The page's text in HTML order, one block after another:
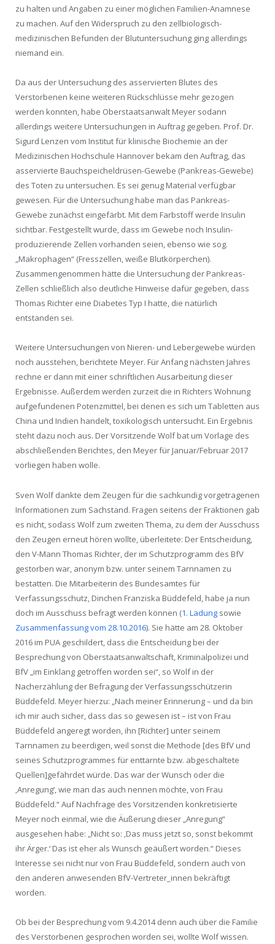
zu halten und Angaben zu einer möglichen Familien-Anamnese
zu machen. Auf den Widerspruch zu den zellbiologisch-
medizinischen Befunden der Blutuntersuchung ging allerdings
niemand ein.
Da aus der Untersuchung des asservierten Blutes des
Verstorbenen keine weiteren Rückschlüsse mehr gezogen
werden konnten, habe Oberstaatsanwalt Meyer sodann
allerdings weitere Untersuchungen in Auftrag gegeben. Prof. Dr.
Sigurd Lenzen vom Institut für klinische Biochemie an der
Medizinischen Hochschule Hannover bekam den Auftrag, das
asservierte Bauchspeicheldrüsen-Gewebe (Pankreas-Gewebe)
des Toten zu untersuchen. Es sei genug Material verfügbar
gewesen. Für die Untersuchung habe man das Pankreas-
Gewebe zunächst eingefärbt. Mit dem Farbstoff werde Insulin
sichtbar. Festgestellt wurde, dass im Gewebe noch Insulin-
produzierende Zellen vorhanden seien, ebenso wie sog.
„Makrophagen“ (Fresszellen, weiße Blutkörperchen).
Zusammengenommen hätte die Untersuchung der Pankreas-
Zellen schließlich also deutliche Hinweise dafür gegeben, dass
Thomas Richter eine Diabetes Typ I hatte, die natürlich
entstanden sei.
Weitere Untersuchungen von Nieren- und Lebergewebe würden
noch ausstehen, berichtete Meyer. Für Anfang nächsten Jahres
rechne er dann mit einer schriftlichen Ausarbeitung dieser
Ergebnisse. Außerdem werden zurzeit die in Richters Wohnung
aufgefundenen Potenzmittel, bei denen es sich um Tabletten aus
China und Indien handelt, toxikologisch untersucht. Ein Ergebnis
steht dazu noch aus. Der Vorsitzende Wolf bat um Vorlage des
abschließenden Berichtes, den Meyer für Januar/Februar 2017
vorliegen haben wolle.
Sven Wolf dankte dem Zeugen für die sachkundig vorgetragenen
Informationen zum Sachstand. Fragen seitens der Fraktionen gab
es nicht, sodass Wolf zum zweiten Thema, zu dem der Ausschuss
den Zeugen erneut hören wollte, überleitete: Der Entscheidung,
den V-Mann Thomas Richter, der im Schutzprogramm des BfV
gestorben war, anonym bzw. unter seinem Tarnnamen zu
bestatten. Die Mitarbeiterin des Bundesamtes für
Verfassungsschutz, Dinchen Franziska Büddefeld, habe ja nun
doch im Ausschuss befragt werden können (1. Ladung sowie
Zusammenfassung vom 28.10.2016). Sie hätte am 28. Oktober
2016 im PUA geschildert, dass die Entscheidung bei der
Besprechung von Oberstaatsanwaltschaft, Kriminalpolizei und
BfV „im Einklang getroffen worden sei“, so Wolf in der
Nacherzählung der Befragung der Verfassungsschützerin
Büddefeld. Meyer hierzu: „Nach meiner Erinnerung – und da bin
ich mir auch sicher, dass das so gewesen ist – ist von Frau
Büddefeld angeregt worden, ihn [Richter] unter seinem
Tarnnamen zu beerdigen, weil sonst die Methode [des BfV und
seines Schutzprogrammes für enttarnte bzw. abgeschaltete
Quellen]gefährdet würde. Das war der Wunsch oder die
‚Anregung‘, wie man das auch nennen möchte, von Frau
Büddefeld.“ Auf Nachfrage des Vorsitzenden konkretisierte
Meyer noch einmal, wie die Äußerung dieser „Anregung“
ausgesehen habe: „Nicht so: ‚Das muss jetzt so, sonst bekommt
ihr Ärger.‘ Das ist eher als Wunsch geäußert worden.“ Dieses
Interesse sei nicht nur von Frau Büddefeld, sondern auch von
den anderen anwesenden BfV-Vertreter_innen bekräftigt
worden.
Ob bei der Besprechung vom 9.4.2014 denn auch über die Familie
des Verstorbenen gesprochen worden sei, wollte Wolf wissen.